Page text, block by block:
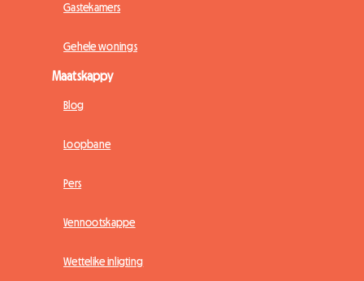
Gastekamers
Gehele wonings
Maatskappy
Blog
Loopbane
Pers
Vennootskappe
Wettelike inligting